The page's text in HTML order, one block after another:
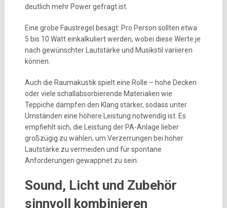
deutlich mehr Power gefragt ist.
Eine grobe Faustregel besagt: Pro Person sollten etwa
5 bis 10 Watt einkalkuliert werden, wobei diese Werte je
nach gewünschter Lautstärke und Musikstil variieren
können.
Auch die Raumakustik spielt eine Rolle – hohe Decken
oder viele schallabsorbierende Materialien wie
Teppiche dämpfen den Klang stärker, sodass unter
Umständen eine höhere Leistung notwendig ist. Es
empfiehlt sich, die Leistung der PA-Anlage lieber
großzügig zu wählen, um Verzerrungen bei hoher
Lautstärke zu vermeiden und für spontane
Anforderungen gewappnet zu sein.
Sound, Licht und Zubehör
sinnvoll kombinieren